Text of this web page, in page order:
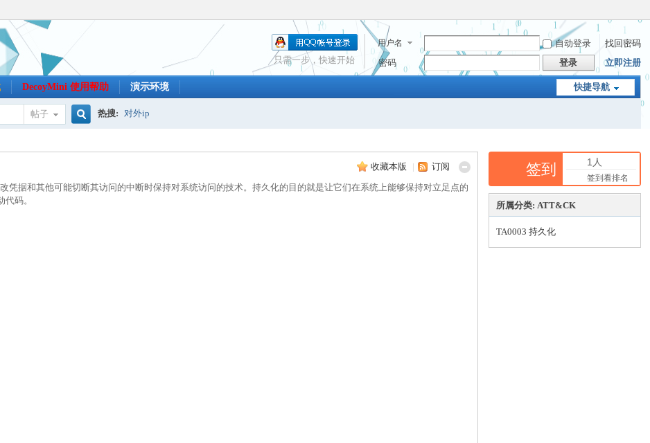
用户名 自动登录
找回密码
密码
登录 立即注册
只需一步，快速开始
快捷导航
DecoyMini 使用帮助 演示环境
帖子
索
热搜: 对外ip
收藏本版 | 订阅
凭据和其他可能切断其访问的中断时保持对系统访问的技术。持久化的目的就是让它们在系统上能够保持对立足点的
码。
签到 1人
签到看排名
所属分类: ATT&CK
TA0003 持久化